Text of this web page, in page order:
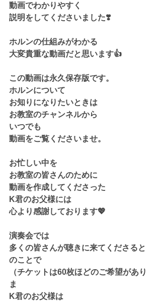
動画でわかりやすく
説明をしてくださいました❣️
ホルンの仕組みがわかる
大変貴重な動画だと思います👍
この動画は永久保存版です。
ホルンについて
お知りになりたいときは
お教室のチャンネルから
いつでも
動画をご覧くださいませ。
お忙しい中を
お教室の皆さんのために
動画を作成してくださった
K君のお父様には
心より感謝しております💖
演奏会では
多くの皆さんが聴きに来てくださると
のことで
（チケットは60枚ほどのご希望があり
ま
K君のお父様は